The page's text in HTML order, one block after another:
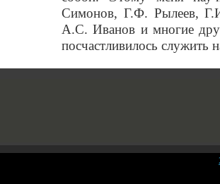
Симонов, Г.Ф. Рылеев,
А.С. Иванов и многие
посчастливилось служить